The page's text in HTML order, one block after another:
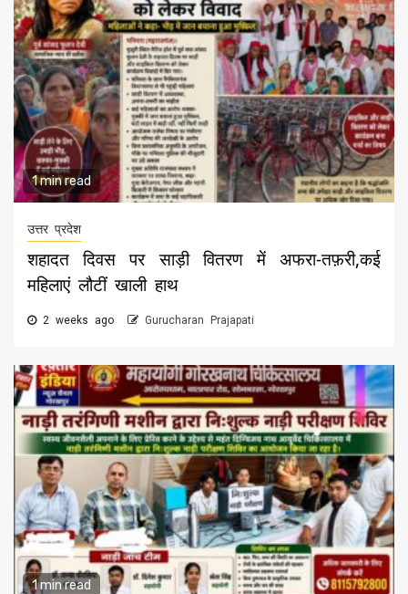
1 min read
उत्तर प्रदेश
शहादत दिवस पर साड़ी वितरण में अफरा-तफ़री,कई
महिलाएं लौटीं खाली हाथ
2 weeks ago Gurucharan Prajapati
1 min read